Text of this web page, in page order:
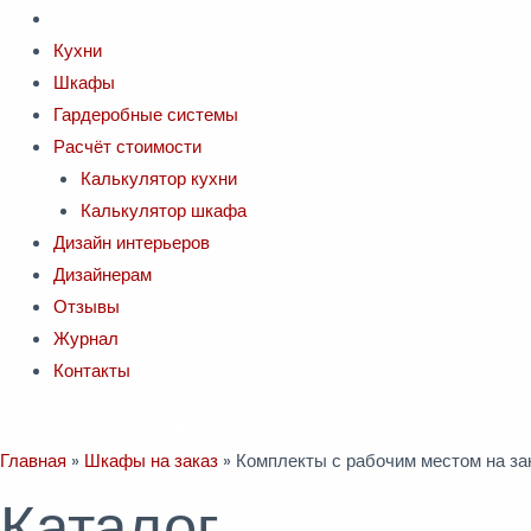
Кухни
Шкафы
Гардеробные системы
Расчёт стоимости
Калькулятор кухни
Калькулятор шкафа
Дизайн интерьеров
Дизайнерам
Отзывы
Журнал
Контакты
Главная » Шкафы на заказ » Комплекты с рабочим местом на